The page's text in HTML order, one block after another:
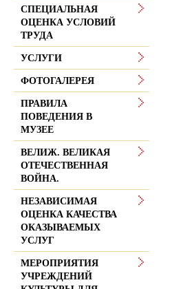
СПЕЦИАЛЬНАЯ
ОЦЕНКА УСЛОВИЙ
ТРУДА
УСЛУГИ
ФОТОГАЛЕРЕЯ
ПРАВИЛА
ПОВЕДЕНИЯ В
МУЗЕЕ
ВЕЛИЖ. ВЕЛИКАЯ
ОТЕЧЕСТВЕННАЯ
ВОЙНА.
НЕЗАВИСИМАЯ
ОЦЕНКА КАЧЕСТВА
ОКАЗЫВАЕМЫХ
УСЛУГ
МЕРОПРИЯТИЯ
УЧРЕЖДЕНИЙ